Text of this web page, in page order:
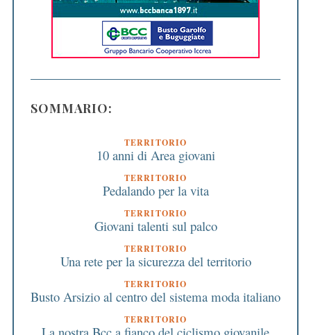
SOMMARIO:
TERRITORIO
10 anni di Area giovani
TERRITORIO
Pedalando per la vita
TERRITORIO
Giovani talenti sul palco
TERRITORIO
Una rete per la sicurezza del territorio
TERRITORIO
Busto Arsizio al centro del sistema moda italiano
TERRITORIO